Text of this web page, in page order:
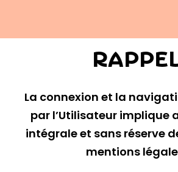
La connexion et la
par l’Utilisateur implique
intégrale et sans réserve
mentions